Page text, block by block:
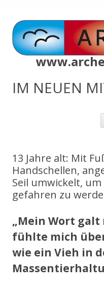
IM NEUEN
13 Jahre alt: Mit
Handschellen,
Seil umwickelt,
gefahren zu
„Mein Wort
fühlte mich
wie ein Vieh in